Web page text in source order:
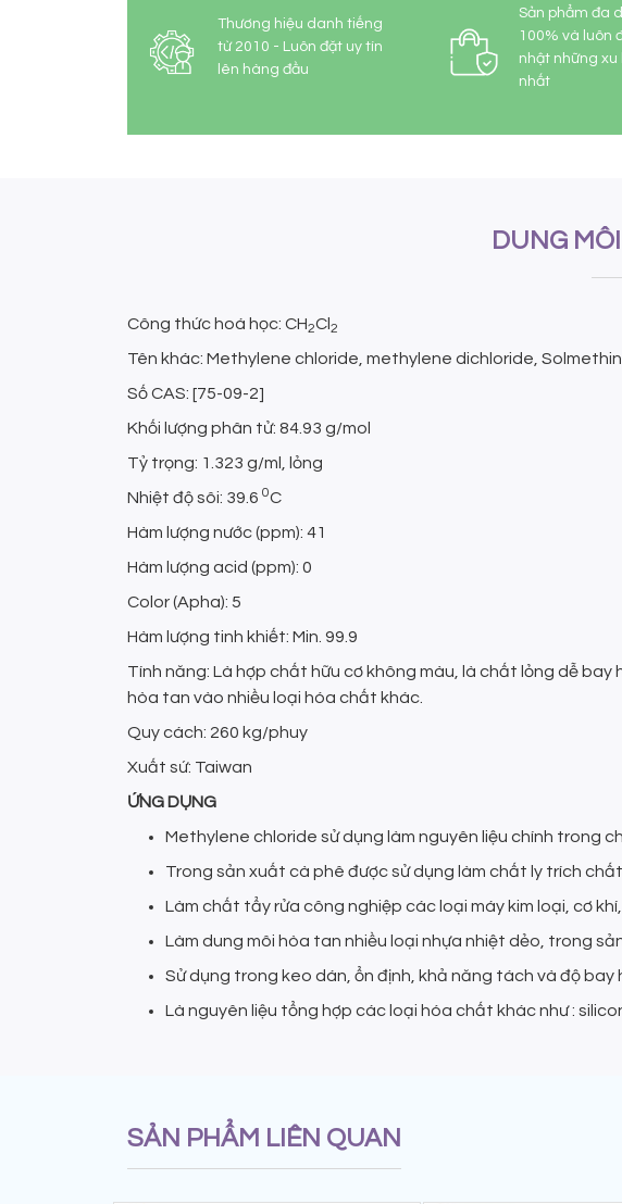
Thương hiệu danh tiếng
từ 2010 - Luôn đặt uy tín
lên hàng đầu
Sản phẩm đa
100% và luôn
nhật những xu
nhất
DUNG
Công thức hoá học: CH2Cl 2
Tên khác: Methylene chloride, methylene dichloride,
Số CAS: [75-09-2]
Khối lượng phân tử: 84.93 g/mol
Tỷ trọng: 1.323 g/ml, lỏng
Nhiệt độ sôi: 39.6 0C
Hàm lượng nước (ppm): 41
Hàm lượng acid (ppm): 0
Color (Apha): 5
Hàm lượng tinh khiết: Min. 99.9
Tính năng: Là hợp chất hữu cơ không màu, là chất lỏng dễ
hòa tan vào nhiều loại hóa chất khác.
Quy cách: 260 kg/phuy
Xuất sứ: Taiwan
ỨNG DỤNG
Methylene chloride sử dụng làm nguyên liệu chính trong
Trong sản xuất cà phê được sử dụng làm chất ly trích
Làm chất tẩy rửa công nghiệp các loại máy kim loại, cơ
Làm dung môi hòa tan nhiều loại nhựa nhiệt dẻo, trong
Sử dụng trong keo dán, ổn định, khả năng tách và độ bay
Là nguyên liệu tổng hợp các loại hóa chất khác như :
SẢN PHẨM LIÊN QUAN